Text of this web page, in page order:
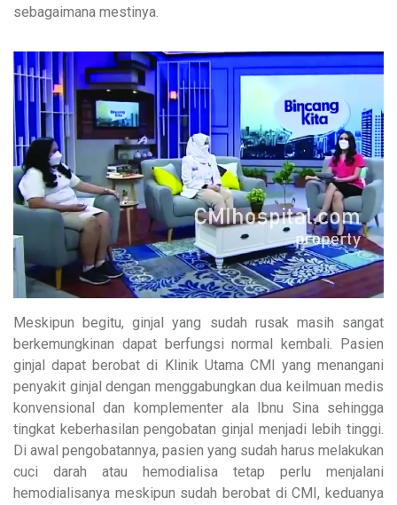
sebagaimana mestinya.
Meskipun begitu, ginjal yang sudah rusak masih sangat
berkemungkinan dapat berfungsi normal kembali. Pasien
ginjal dapat berobat di Klinik Utama CMI yang menangani
penyakit ginjal dengan menggabungkan dua keilmuan medis
konvensional dan komplementer ala Ibnu Sina sehingga
tingkat keberhasilan pengobatan ginjal menjadi lebih tinggi.
Di awal pengobatannya, pasien yang sudah harus melakukan
cuci darah atau hemodialisa tetap perlu menjalani
hemodialisanya meskipun sudah berobat di CMI, keduanya